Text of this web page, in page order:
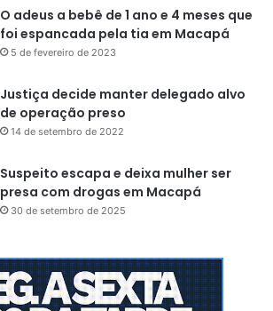
O adeus a bebê de 1 ano e 4 meses que
foi espancada pela tia em Macapá
5 de fevereiro de 2023
Justiça decide manter delegado alvo
de operação preso
14 de setembro de 2022
Suspeito escapa e deixa mulher ser
presa com drogas em Macapá
30 de setembro de 2025